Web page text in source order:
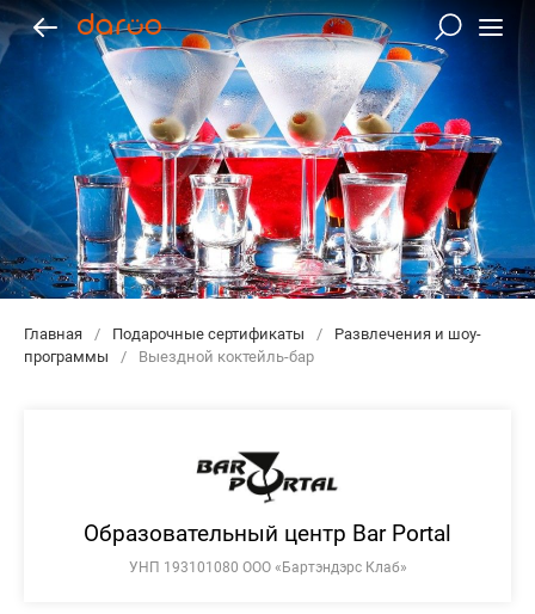
Главная / Подарочные сертификаты /
Развлечения и шоу-
программы
/ Выездной коктейль-бар
Образовательный центр Bar Portal
УНП 193101080 ООО «Бартэндэрс Клаб»